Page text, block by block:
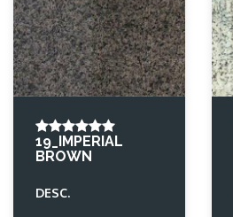
19_IMPERIAL
BROWN
DESC.